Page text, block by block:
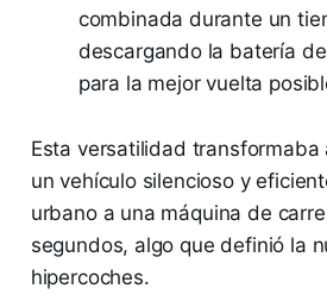
combinada durante un
descargando la batería
para la mejor vuelta
Esta versatilidad transformaba
un vehículo silencioso y
urbano a una máquina de
segundos, algo que definió la
hipercoches.